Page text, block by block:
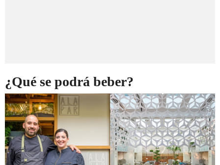
¿Qué se podrá beber?